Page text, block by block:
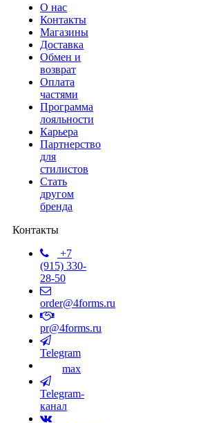
О нас
Контакты
Магазины
Доставка
Обмен и
возврат
Оплата
частями
Программа
лояльности
Карьера
Партнерство
для
стилистов
Стать
другом
бренда
Контакты
+7
(915) 330-
28-50
order@4forms.ru
pr@4forms.ru
Telegram
max
Telegram-
канал